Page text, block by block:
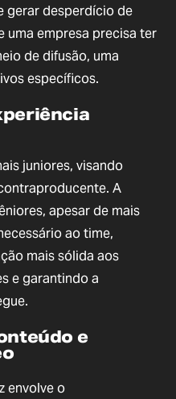
gerar desperdício de
uma empresa precisa ter
de difusão, uma
específicos.
juniores, visando
A
apesar de mais
ao time,
mais sólida aos
e garantindo a
e
envolve o